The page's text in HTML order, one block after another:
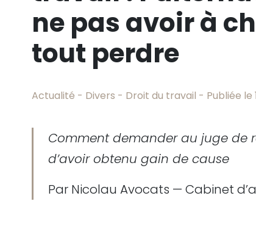
ne pas avoir à
tout perdre
Actualité - Divers - Droit du travail - Publiée le
Comment demander au juge de
d’avoir obtenu gain de cause
Par Nicolau Avocats — Cabinet